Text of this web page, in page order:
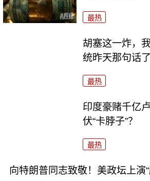
最热
胡塞这一炸，
统昨天那句话了
最热
印度豪赌千亿
伏“卡脖子”？
最热
向特朗普同志致敬！美政坛上演